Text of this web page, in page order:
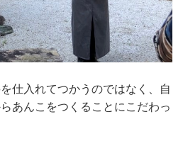
仕入れてつかうのではなく、自
あんこをつくることにこだわっ